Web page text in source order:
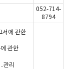
052-714-
8794
서에 관한
관한
관리